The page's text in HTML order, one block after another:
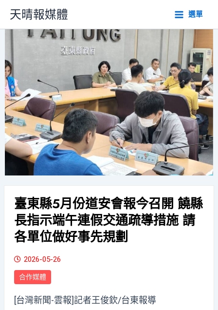
主
容
天晴報媒體 選單
臺東縣5月份道安會報今召開 饒縣
長指示端午連假交通疏導措施 請
各單位做好事先規劃
2026-05-26
合作媒體
[台灣新聞-雲報]記者王俊欽/台東報導